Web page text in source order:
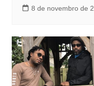
8 de novembro de